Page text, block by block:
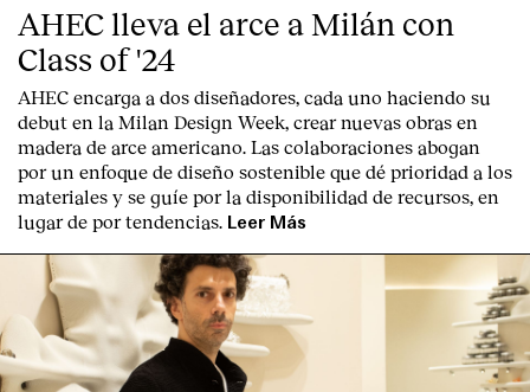
AHEC lleva el arce a Milán con
Class of '24
AHEC encarga a dos diseñadores, cada uno haciendo su
debut en la Milan Design Week, crear nuevas obras en
madera de arce americano. Las colaboraciones abogan
por un enfoque de diseño sostenible que dé prioridad a los
materiales y se guíe por la disponibilidad de recursos, en
lugar de por tendencias. Leer Más